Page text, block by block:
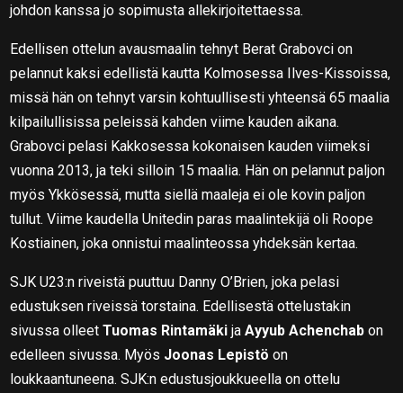
johdon kanssa jo sopimusta allekirjoitettaessa.
Edellisen ottelun avausmaalin tehnyt Berat Grabovci on
pelannut kaksi edellistä kautta Kolmosessa Ilves-Kissoissa,
missä hän on tehnyt varsin kohtuullisesti yhteensä 65 maalia
kilpailullisissa peleissä kahden viime kauden aikana.
Grabovci pelasi Kakkosessa kokonaisen kauden viimeksi
vuonna 2013, ja teki silloin 15 maalia. Hän on pelannut paljon
myös Ykkösessä, mutta siellä maaleja ei ole kovin paljon
tullut. Viime kaudella Unitedin paras maalintekijä oli Roope
Kostiainen, joka onnistui maalinteossa yhdeksän kertaa.
SJK U23:n riveistä puuttuu Danny O’Brien, joka pelasi
edustuksen riveissä torstaina. Edellisestä ottelustakin
sivussa olleetTuomas RintamäkijaAyyub Achenchab on
edelleen sivussa. Myös Joonas Lepistö on
loukkaantuneena. SJK:n edustusjoukkueella on ottelu